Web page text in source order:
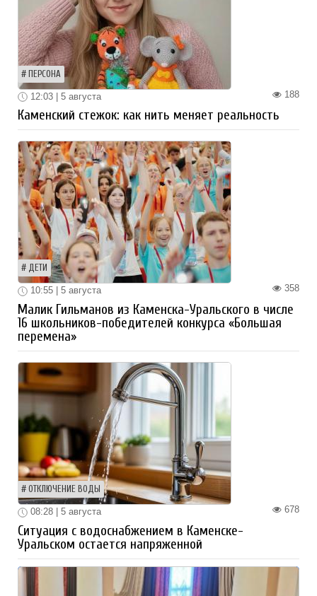
ПЕРСОНА
188
12:03 | 5 августа
Каменский стежок: как нить меняет реальность
ДЕТИ
358
10:55 | 5 августа
Малик Гильманов из Каменска-Уральского в числе
16 школьников-победителей конкурса «Большая
перемена»
ОТКЛЮЧЕНИЕ ВОДЫ
678
08:28 | 5 августа
Ситуация с водоснабжением в Каменске-
Уральском остается напряженной